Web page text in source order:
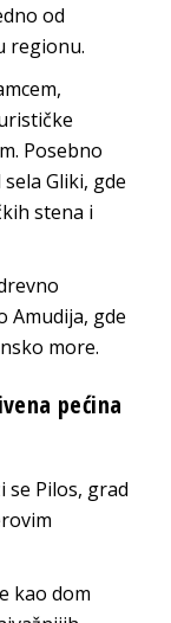
od
regionu.
Posebno
Gliki, gde
stena i
Amudija, gde
more.
pećina
se Pilos, grad
kao dom